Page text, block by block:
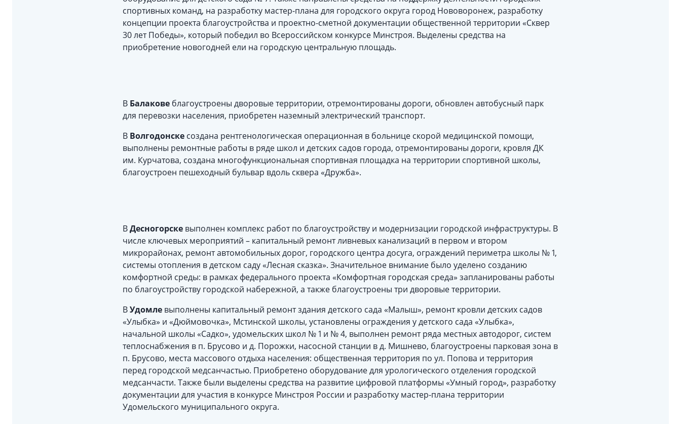
спортивных команд, на разработку мастер-плана для городского округа город Нововоронеж, разработку
концепции проекта благоустройства и проектно-сметной документации общественной территории «Сквер
30 лет Победы», который победил во Всероссийском конкурсе Минстроя. Выделены средства на
приобретение новогодней ели на городскую центральную площадь.
В Балакове благоустроены дворовые территории, отремонтированы дороги, обновлен автобусный парк
для перевозки населения, приобретен наземный электрический транспорт.
В Волгодонске создана рентгенологическая операционная в больнице скорой медицинской помощи,
выполнены ремонтные работы в ряде школ и детских садов города, отремонтированы дороги, кровля ДК
им. Курчатова, создана многофункциональная спортивная площадка на территории спортивной школы,
благоустроен пешеходный бульвар вдоль сквера «Дружба».
ВДесногорске выполнен комплекс работ по благоустройству и модернизации городской инфраструктуры. В
числе ключевых мероприятий – капитальный ремонт ливневых канализаций в первом и втором
микрорайонах, ремонт автомобильных дорог, городского центра досуга, ограждений периметра школы № 1,
системы отопления в детском саду «Лесная сказка». Значительное внимание было уделено созданию
комфортной среды: в рамках федерального проекта «Комфортная городская среда» запланированы работы
по благоустройству городской набережной, а также благоустроены три дворовые территории.
ВУдомле выполнены капитальный ремонт здания детского сада «Малыш», ремонт кровли детских садов
«Улыбка» и «Дюймовочка», Мстинской школы, установлены ограждения у детского сада «Улыбка»,
начальной школы «Садко», удомельских школ № 1 и № 4, выполнен ремонт ряда местных автодорог, систем
теплоснабжения в п. Брусово и д. Порожки, насосной станции в д. Мишнево, благоустроены парковая зона в
п. Брусово, места массового отдыха населения: общественная территория по ул. Попова и территория
перед городской медсанчастью. Приобретено оборудование для урологического отделения городской
медсанчасти. Также были выделены средства на развитие цифровой платформы «Умный город», разработку
документации для участия в конкурсе Минстроя России и разработку мастер-плана территории
Удомельского муниципального округа.